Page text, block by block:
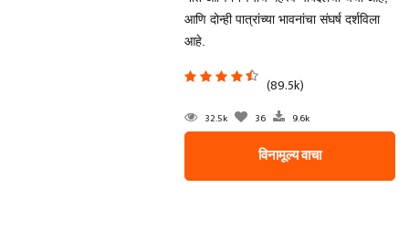
आणि दोन्ही पात्रांच्या भावनांचा संघर्ष दर्शविला
आहे.
(89.5k)
32.5k 36 9.6k
विनामूल्य वाचा